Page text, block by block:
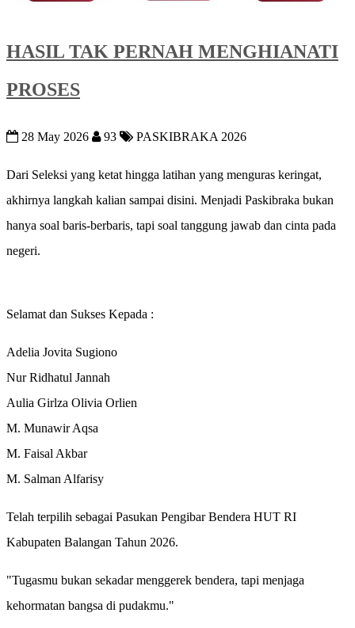
HASIL TAK PERNAH MENGHIANATI
PROSES
28 May 2026 93 PASKIBRAKA 2026
Dari Seleksi yang ketat hingga latihan yang menguras keringat,
akhirnya langkah kalian sampai disini. Menjadi Paskibraka bukan
hanya soal baris-berbaris, tapi soal tanggung jawab dan cinta pada
negeri.
Selamat dan Sukses Kepada :
Adelia Jovita Sugiono
Nur Ridhatul Jannah
Aulia Girlza Olivia Orlien
M. Munawir Aqsa
M. Faisal Akbar
M. Salman Alfarisy
Telah terpilih sebagai Pasukan Pengibar Bendera HUT RI
Kabupaten Balangan Tahun 2026.
"Tugasmu bukan sekadar menggerek bendera, tapi menjaga
kehormatan bangsa di pudakmu."